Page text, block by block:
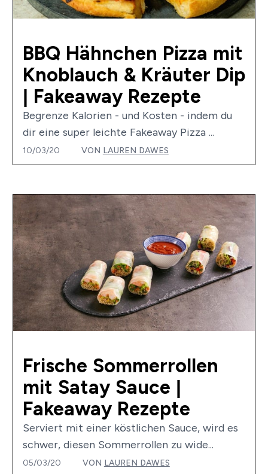
BBQ Hähnchen Pizza mit
Knoblauch & Kräuter Dip
| Fakeaway Rezepte
Begrenze Kalorien - und Kosten - indem du
dir eine super leichte Fakeaway Pizza ...
10/03/20 VON LAUREN DAWES
Frische Sommerrollen
mit Satay Sauce |
Fakeaway Rezepte
Serviert mit einer köstlichen Sauce, wird es
schwer, diesen Sommerrollen zu wide...
05/03/20 VON LAUREN DAWES